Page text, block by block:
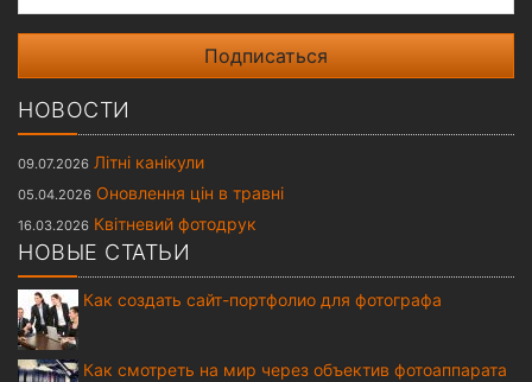
НОВОСТИ
09.07.2026 Літні канікули
05.04.2026 Оновлення цін в травні
16.03.2026 Квітневий фотодрук
НОВЫЕ СТАТЬИ
Как создать сайт-портфолио для фотографа
Как смотреть на мир через объектив фотоаппарата